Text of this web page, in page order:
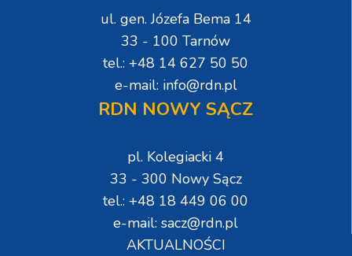
ul. gen. Józefa Bema 14
33 - 100 Tarnów
tel.: +48 14 627 50 50
e-mail: info@rdn.pl
RDN NOWY SĄCZ
pl. Kolegiacki 4
33 - 300 Nowy Sącz
tel.: +48 18 449 06 00
e-mail: sacz@rdn.pl
AKTUALNOŚCI